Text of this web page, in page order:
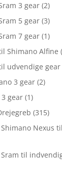
3 gear (2)
5 gear (3)
7 gear (1)
Shimano Alfine
udvendige gear
3 gear (2)
gear (1)
(315)
Nexus
til